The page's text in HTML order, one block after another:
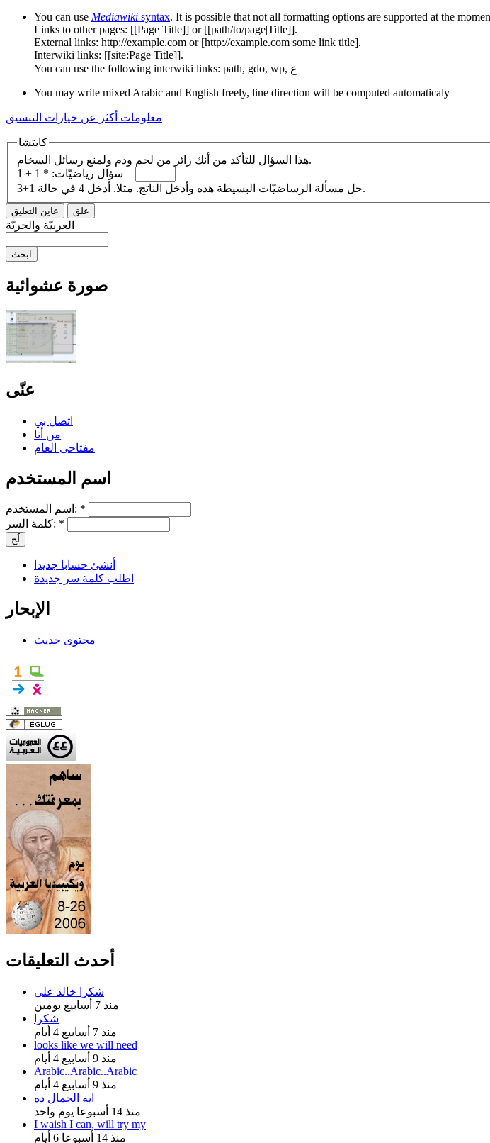
You can use Mediawiki syntax. It is possible that not all formatting options are supported at the
Links to other pages: [[Page Title]] or [[path/to/page|Title]].
External links: http://example.com or [http://example.com some link title].
Interwiki links: [[site:Page Title]].
You can use the following interwiki links: path, gdo, wp, ع
You may write mixed Arabic and English freely, line direction will be computed automaticaly
معلومات أكثر عن خيارات التنسيق
كابتشا
هذا السؤال للتأكد من أنك زائر من لحم ودم ولمنع رسائل السخام.
سؤال رياضيّات: *
1 + 1 =
حل مسألة الرساضيّات البسيطة هذه وأدخل الناتج. مثلا. أدخل 4 في حالة 1+3.
العربيّة والحريّة
صورة عشوائية
عنّى
اتصل بي
من أنا
مفتاحى العام
اسم المستخدم
اسم المستخدم: *
كلمة السر: *
أنشئ حسابا جديدا
اطلب كلمة سر جديدة
الإبحار
محتوى حديث
أحدث التعليقات
شكرا خالد على
منذ 7 أسابيع يومين
شكرا
منذ 7 أسابيع 4 أيام
looks like we will need
منذ 9 أسابيع 4 أيام
Arabic..Arabic..Arabic
منذ 9 أسابيع 4 أيام
ايه الجمال ده
منذ 14 أسبوعا يوم واحد
I waish I can, will try my
منذ 14 أسبوعا 6 أيام